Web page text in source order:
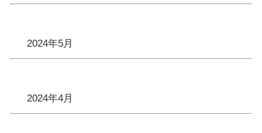
2024年5月
2024年4月